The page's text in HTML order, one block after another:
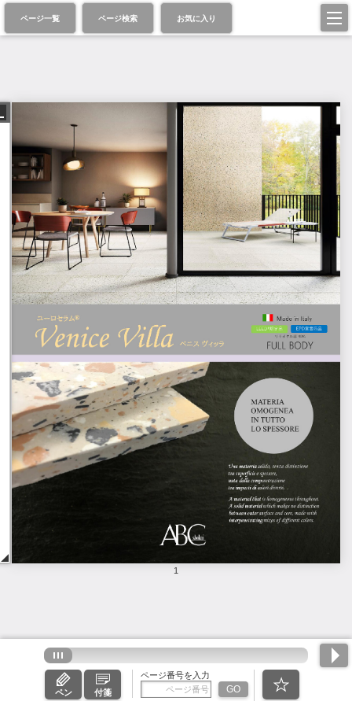
ページ一覧 ページ検索 お気に入り
1
ペン 付箋
ページ番号を入力
GO